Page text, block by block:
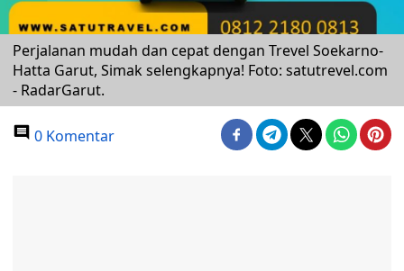
Perjalanan mudah dan cepat dengan Trevel Soekarno-
Hatta Garut, Simak selengkapnya! Foto: satutrevel.com
- RadarGarut.
0 Komentar